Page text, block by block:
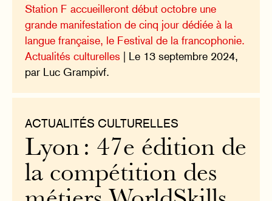
Station F accueilleront début octobre une
grande manifestation de cinq jour dédiée à la
langue française, le Festival de la francophonie.
Actualités culturelles | Le 13 septembre 2024,
par Luc Grampivf.
ACTUALITÉS CULTURELLES
Lyon : 47e édition de
la compétition des